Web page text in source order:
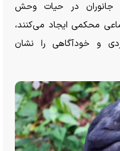
جانوران در حیات وحش
محکمی ایجاد می‌کنند،
و خودآگاهی را نشان